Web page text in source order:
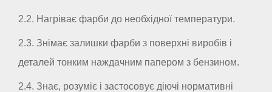
2.2. Нагріває фарби до необхідної температури.
2.3. Знімає залишки фарби з поверхні виробів і
деталей тонким наждачним папером з бензином.
2.4. Знає, розуміє і застосовує діючі нормативні